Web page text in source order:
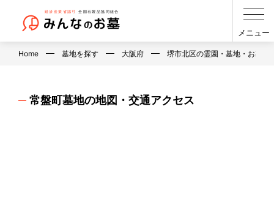
メニュー
Home 墓地を探す 大阪府 堺市北区の霊園・墓地・お墓
常盤町墓地の地図・交通アクセス